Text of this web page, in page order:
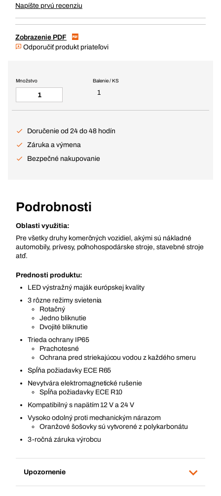
Napíšte prvú recenziu
Zobrazenie PDF
Odporučiť produkt priateľovi
Balenie / KS
1
Množstvo
Doručenie od 24 do 48 hodín
Záruka a výmena
Bezpečné nakupovanie
Podrobnosti
Oblasti využitia:
Pre všetky druhy komerčných vozidiel, akými sú nákladné
automobily, prívesy, poľnohospodárske stroje, stavebné stroje
atď.
Prednosti produktu:
LED výstražný maják európskej kvality
3 rôzne režimy svietenia
Rotačný
Jedno bliknutie
Dvojité bliknutie
Trieda ochrany IP65
Prachotesné
Ochrana pred striekajúcou vodou z každého smeru
Spĺňa požiadavky ECE R65
Nevytvára elektromagnetické rušenie
Spĺňa požiadavky ECE R10
Kompatibilný s napätím 12 V a 24 V
Vysoko odolný proti mechanickým nárazom
Oranžové šošovky sú vytvorené z polykarbonátu
3-ročná záruka výrobcu
Upozornenie